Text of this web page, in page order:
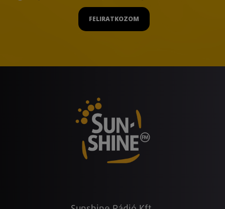
FELIRATKOZOM